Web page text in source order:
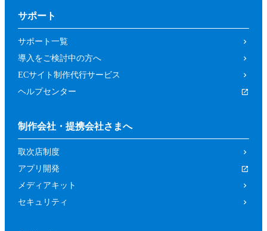
サポート
サポート一覧
導入をご検討中の方へ
ECサイト制作代行サービス
ヘルプセンター
制作会社・提携会社さまへ
取次店制度
アプリ開発
メディアキット
セキュリティ